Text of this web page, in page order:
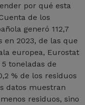
por qué esta
de los
generó 112,7
en 2023, de las que
europea, Eurostat
toneladas de
% de los residuos
datos muestran
residuos, sino